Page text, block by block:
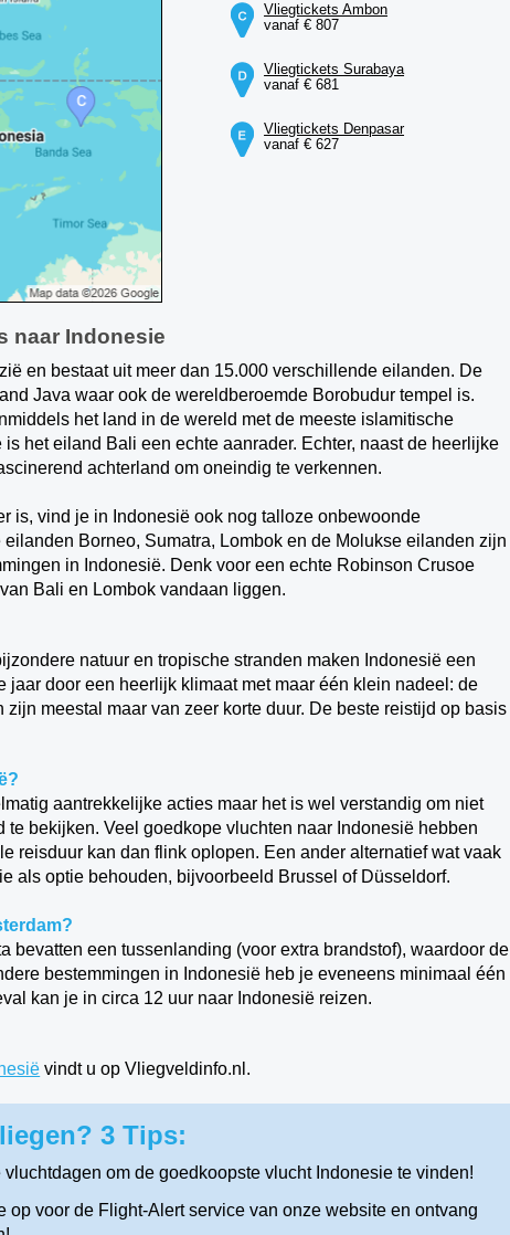
Vliegtickets Ambon
vanaf € 807
Vliegtickets Surabaya
vanaf € 681
Vliegtickets Denpasar
vanaf € 627
naar Indonesie
en bestaat uit meer dan 15.000 verschillende eilanden. De
Java waar ook de wereldberoemde Borobudur tempel is.
het land in de wereld met de meeste islamitische
het eiland Bali een echte aanrader. Echter, naast de heerlijke
achterland om oneindig te verkennen.
is, vind je in Indonesië ook nog talloze onbewoonde
Borneo, Sumatra, Lombok en de Molukse eilanden zijn
in Indonesië. Denk voor een echte Robinson Crusoe
Bali en Lombok vandaan liggen.
natuur en tropische stranden maken Indonesië een
door een heerlijk klimaat met maar één klein nadeel: de
meestal maar van zeer korte duur. De beste reistijd op basis
aantrekkelijke acties maar het is wel verstandig om niet
bekijken. Veel goedkope vluchten naar Indonesië hebben
reisduur kan dan flink oplopen. Een ander alternatief wat vaak
als optie behouden, bijvoorbeeld Brussel of Düsseldorf.
bevatten een tussenlanding (voor extra brandstof), waardoor de
bestemmingen in Indonesië heb je eveneens minimaal één
kan je in circa 12 uur naar Indonesië reizen.
vindt u op Vliegveldinfo.nl.
3 Tips:
om de goedkoopste vlucht Indonesie te vinden!
voor de Flight-Alert service van onze website en ontvang